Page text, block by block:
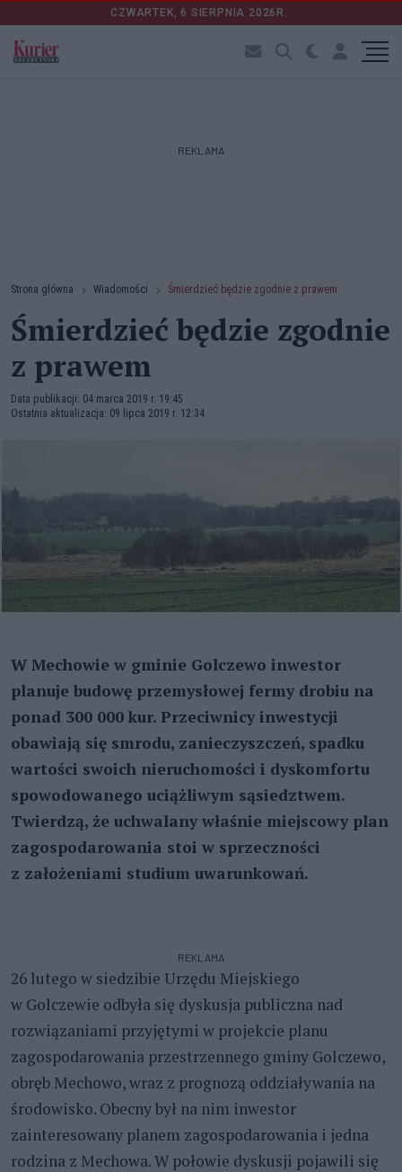
CZWARTEK, 6 SIERPNIA 2026R.
REKLAMA
Strona główna Wiadomości Śmierdzieć będzie zgodnie z prawem
Śmierdzieć będzie zgodnie
z prawem
Data publikacji: 04 marca 2019 r. 19:45
Ostatnia aktualizacja: 09 lipca 2019 r. 12:34
W Mechowie w gminie Golczewo inwestor
planuje budowę przemysłowej fermy drobiu na
ponad 300 000 kur. Przeciwnicy inwestycji
obawiają się smrodu, zanieczyszczeń, spadku
wartości swoich nieruchomości i dyskomfortu
spowodowanego uciążliwym sąsiedztwem.
Twierdzą, że uchwalany właśnie miejscowy plan
zagospodarowania stoi w sprzeczności
z założeniami studium uwarunkowań.
REKLAMA
26 lutego w siedzibie Urzędu Miejskiego
w Golczewie odbyła się dyskusja publiczna nad
rozwiązaniami przyjętymi w projekcie planu
zagospodarowania przestrzennego gminy Golczewo,
obręb Mechowo, wraz z prognozą oddziaływania na
środowisko. Obecny był na nim inwestor
zainteresowany planem zagospodarowania i jedna
rodzina z Mechowa. W połowie dyskusji pojawili się